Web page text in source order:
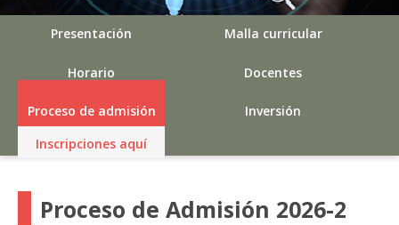
Presentación Malla curricular
Horario Docentes
Proceso de admisión
Inversión
Inscripciones aquí
Proceso de Admisión 2026-2